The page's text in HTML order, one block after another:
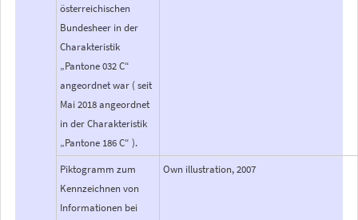
österreichischen
Bundesheer in der
Charakteristik
„Pantone 032 C“
angeordnet war ( seit
Mai 2018 angeordnet
in der Charakteristik
„Pantone 186 C“ ).
Piktogramm zum
Kennzeichnen von
Informationen bei
Own illustration, 2007